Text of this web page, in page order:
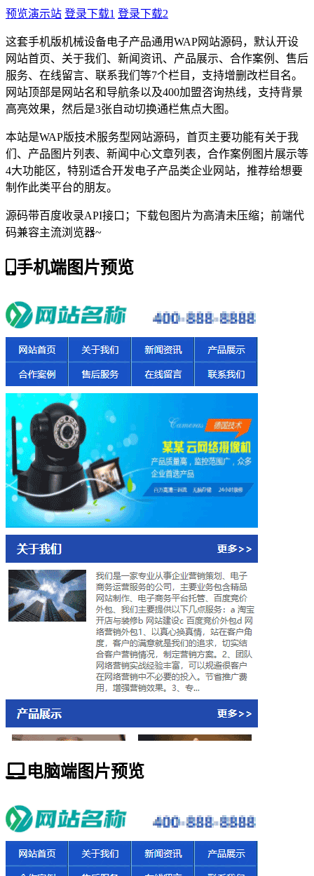
预览演示站 登录下载1 登录下载2
这套手机版机械设备电子产品通用WAP网站源码，默认开设
网站首页、关于我们、新闻资讯、产品展示、合作案例、售后
服务、在线留言、联系我们等7个栏目，支持增删改栏目名。
网站顶部是网站名和导航条以及400加盟咨询热线，支持背景
高亮效果，然后是3张自动切换通栏焦点大图。
本站是WAP版技术服务型网站源码，首页主要功能有关于我
们、产品图片列表、新闻中心文章列表，合作案例图片展示等
4大功能区，特别适合开发电子产品类企业网站，推荐给想要
制作此类平台的朋友。
源码带百度收录API接口；下载包图片为高清未压缩；前端代
码兼容主流浏览器~
手机端图片预览
电脑端图片预览